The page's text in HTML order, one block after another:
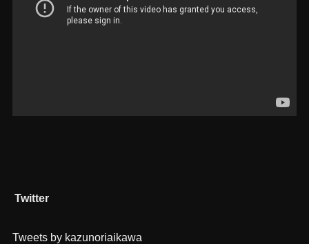
Twitter
Tweets by kazunoriaikawa